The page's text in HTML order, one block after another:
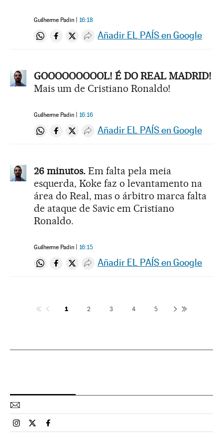
Guilherme Padin 16:18
Compartir en Whatsapp
Compartir en Facebook
Compartir en Twitter
Desplegar Redes Sociales
Añadir EL PAÍS en Google
GOOOOOOOOOL! É DO REAL MADRID!
Mais um de Cristiano Ronaldo!
Guilherme Padin 16:16
Compartir en Whatsapp
Compartir en Facebook
Compartir en Twitter
Desplegar Redes Sociales
Añadir EL PAÍS en Google
26 minutos. Em falta pela meia
esquerda, Koke faz o levantamento na
área do Real, mas o árbitro marca falta
de ataque de Savic em Cristiano
Ronaldo.
Guilherme Padin 16:15
Compartir en Whatsapp
Compartir en Facebook
Compartir en Twitter
Desplegar Redes Sociales
Añadir EL PAÍS en Google
1 2 3 4 5
Esportes El País Brasil en Instagram
Esportes El País Brasil en Twitter
Esportes El País Brasil en Facebook